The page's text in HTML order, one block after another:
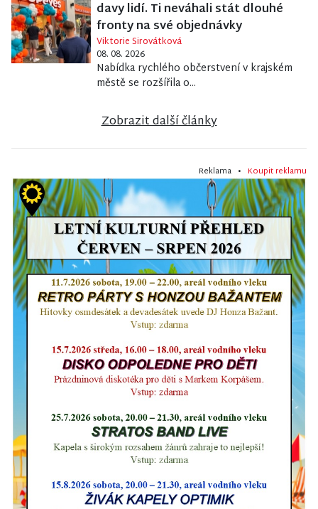
davy lidí. Ti neváhali stát dlouhé
fronty na své objednávky
Viktorie Sirovátková
08. 08. 2026
Nabídka rychlého občerstvení v krajském
městě se rozšířila o...
Zobrazit další články
Reklama • Koupit reklamu